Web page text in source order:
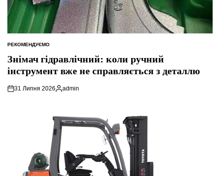
ОПУБЛІКУВАТИ
РЕКОМЕНДУЄМО
Знімач гідравлічний: коли ручний
інструмент вже не справляється з деталлю
31 Липня 2026
Опубліковано
admin